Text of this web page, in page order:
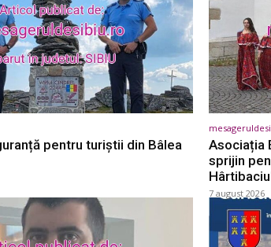
pentru turiștii din Bâlea
Asociația
sprijin
7 august 2026